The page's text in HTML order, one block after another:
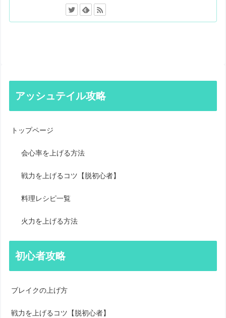
アッシュテイル攻略
トップページ
会心率を上げる方法
戦力を上げるコツ【脱初心者】
料理レシピ一覧
火力を上げる方法
初心者攻略
ブレイクの上げ方
戦力を上げるコツ【脱初心者】